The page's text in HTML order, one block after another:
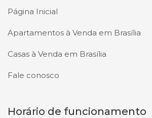
Página Inicial
Apartamentos à Venda em Brasília
Casas à Venda em Brasília
Fale conosco
Horário de funcionamento